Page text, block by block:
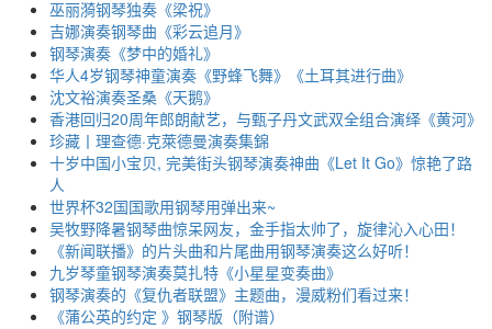
巫丽漪钢琴独奏《梁祝》
吉娜演奏钢琴曲《彩云追月》
钢琴演奏《梦中的婚礼》
华人4岁钢琴神童演奏《野蜂飞舞》《土耳其进行曲》
沈文裕演奏圣桑《天鹅》
香港回归20周年郎朗献艺，与甄子丹文武双全组合演绎《黄河》
珍藏丨理查德·克萊德曼演奏集錦
十岁中国小宝贝, 完美街头钢琴演奏神曲《Let It Go》惊艳了路
人
世界杯32国国歌用钢琴用弹出来~
吴牧野降暑钢琴曲惊呆网友，金手指太帅了，旋律沁入心田！
《新闻联播》的片头曲和片尾曲用钢琴演奏这么好听！
九岁琴童钢琴演奏莫扎特《小星星变奏曲》
钢琴演奏的《复仇者联盟》主题曲，漫威粉们看过来！
《蒲公英的约定 》钢琴版（附谱）